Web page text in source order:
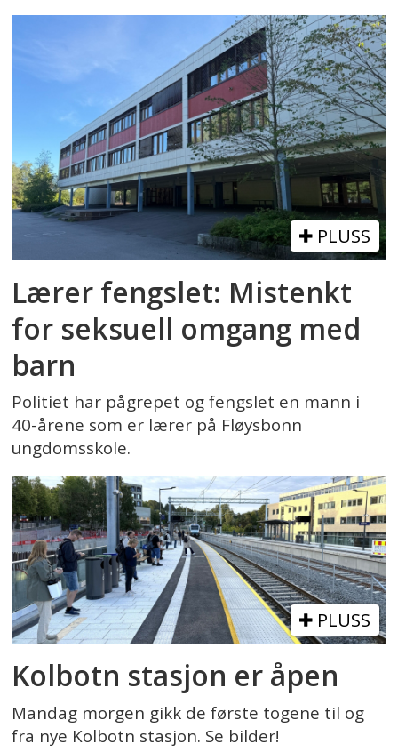
PLUSS
Lærer fengslet: Mistenkt
for seksuell omgang med
barn
Politiet har pågrepet og fengslet en mann i
40-årene som er lærer på Fløysbonn
ungdomsskole.
PLUSS
Kolbotn stasjon er åpen
Mandag morgen gikk de første togene til og
fra nye Kolbotn stasjon. Se bilder!